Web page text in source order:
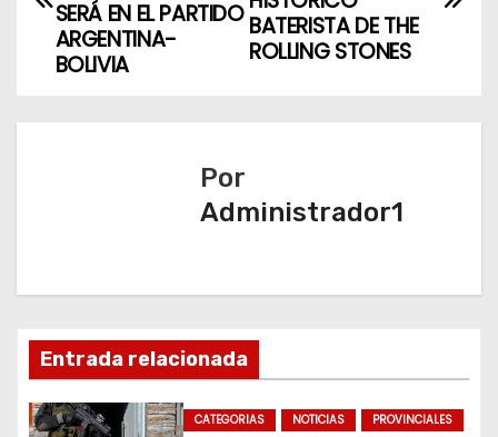
g
n
d
BATERISTA DE THE
ROLLING STONES
SERÁ EN EL PARTIDO
ARGENTINA-
BOLIVIA
Por
Administrador1
Entrada relacionada
CATEGORIAS NOTICIAS PROVINCIALES